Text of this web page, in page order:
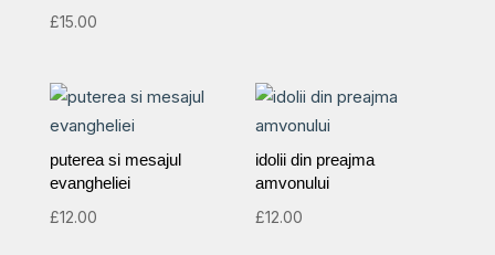
£15.00
puterea si mesajul
evangheliei
£12.00
idolii din preajma
amvonului
£12.00